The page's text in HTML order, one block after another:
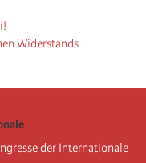
Widerstands
der Internationale